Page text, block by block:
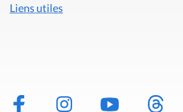
Liens utiles